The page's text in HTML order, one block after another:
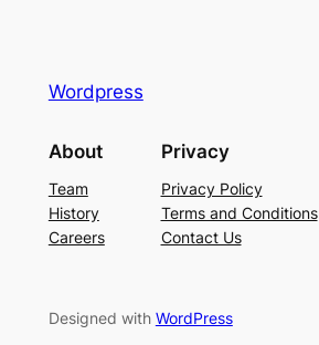
Wordpress
About
Team
History
Careers
Privacy
Privacy Policy
Terms and Conditions
Contact Us
Designed with WordPress